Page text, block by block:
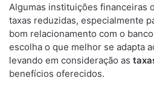
Algumas instituições financeiras
taxas reduzidas, especialmente
bom relacionamento com o
escolha o que melhor se adapta
levando em consideração as
benefícios oferecidos.